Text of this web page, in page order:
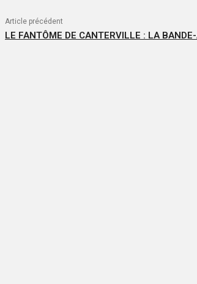
Article précédent
LE FANTÔME DE CANTERVILLE : LA